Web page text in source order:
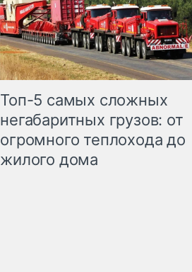
Топ-5 самых сложных
негабаритных грузов: от
огромного теплохода до
жилого дома